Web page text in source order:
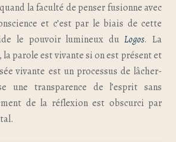
la faculté de penser fusionne avec
et c’est par le biais de cette
le pouvoir lumineux duLogos. La
la parole est vivante si on est présent et
vivante est un processus de lâcher-
une transparence de l’esprit sans
de la réflexion est obscurci par